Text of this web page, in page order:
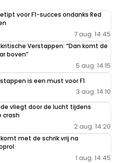
voor F1-succes ondanks Red
7 aug. 14:45
Verstappen: “Dan komt de
boven”
5 aug. 14:15
is een must voor F1
3 aug. 14:10
vliegt door de lucht tijdens
crash
2 aug. 14:20
met de schrik vrij na
1 aug. 14:45